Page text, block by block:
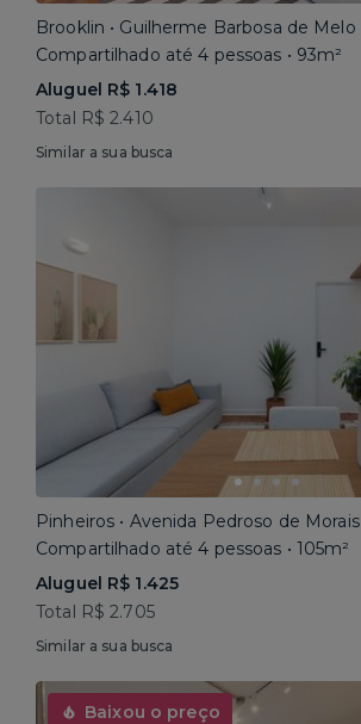
Brooklin • Guilherme Barbosa de Melo
Compartilhado até 4 pessoas • 93m²
Aluguel R$ 1.418
Total R$ 2.410
Similar a sua busca
Pinheiros • Avenida Pedroso de Morais
Compartilhado até 4 pessoas • 105m²
Aluguel R$ 1.425
Total R$ 2.705
Similar a sua busca
Baixou o preço